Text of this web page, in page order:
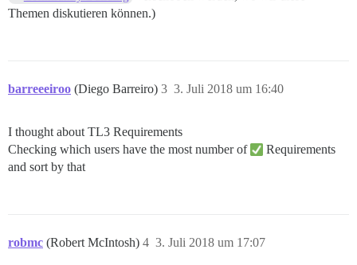
Themen diskutieren können.)
barreeeiroo (Diego Barreiro) 3. Juli 2018 um 16:40
3
I thought about TL3 Requirements
Checking which users have the most number of
Requirements
and sort by that
robmc (Robert McIntosh) 3. Juli 2018 um 17:07
4